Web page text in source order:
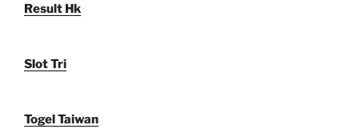
Result Hk
Slot Tri
Togel Taiwan